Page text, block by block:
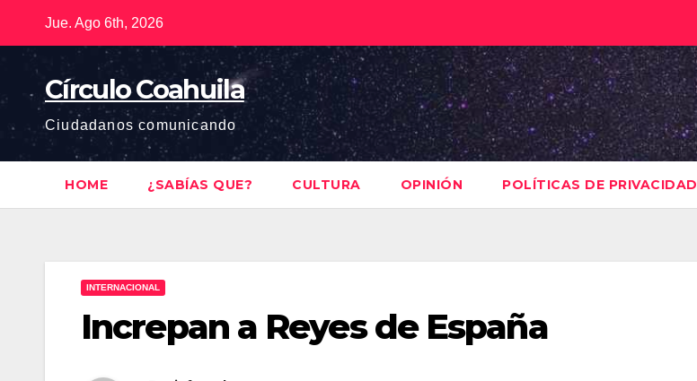
Jue. Ago 6th, 2026
Círculo Coahuila
Ciudadanos comunicando
HOME ¿SABÍAS QUE? CULTURA OPINIÓN POLÍTICAS DE PRIVACIDAD
INTERNACIONAL
Increpan a Reyes de España